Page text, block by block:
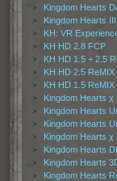
Kingdom Hearts
Kingdom Hearts III
KH: VR
KH HD 2.8 FCP
KH HD 1.5 + 2.5
KH HD 2.5 ReMIX
KH HD 1.5 ReMIX
Kingdom Hearts
Kingdom Hearts
Kingdom Hearts
Kingdom Hearts χ
Kingdom Hearts
Kingdom Hearts
Kingdom Hearts